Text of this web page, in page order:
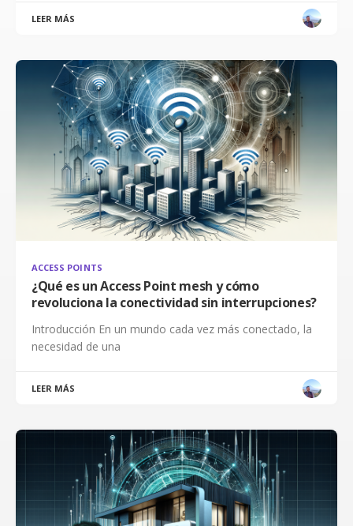
LEER MÁS
ACCESS POINTS
¿Qué es un Access Point mesh y cómo
revoluciona la conectividad sin interrupciones?
Introducción En un mundo cada vez más conectado, la
necesidad de una
LEER MÁS